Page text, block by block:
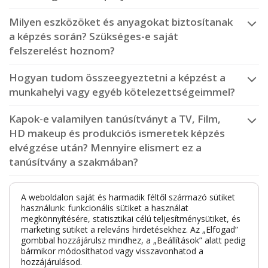
Milyen eszközöket és anyagokat biztosítanak
a képzés során? Szükséges-e saját
felszerelést hoznom?
Hogyan tudom összeegyeztetni a képzést a
munkahelyi vagy egyéb kötelezettségeimmel?
Kapok-e valamilyen tanúsítványt a TV, Film,
HD makeup és produkciós ismeretek képzés
elvégzése után? Mennyire elismert ez a
tanúsítvány a szakmában?
Milyen karrierlehetőségeket nyithat meg
számomra ez a képzés? Mennyire könnyű
elhelyezkedni ezen a területen?
A weboldalon saját és harmadik féltől származó sütiket
használunk: funkcionális sütiket a használat
megkönnyítésére, statisztikai célú teljesítménysütiket, és
marketing sütiket a releváns hirdetésekhez. Az „Elfogad”
gombbal hozzájárulsz mindhez, a „Beállítások” alatt pedig
bármikor módosíthatod vagy visszavonhatod a
hozzájárulásod.